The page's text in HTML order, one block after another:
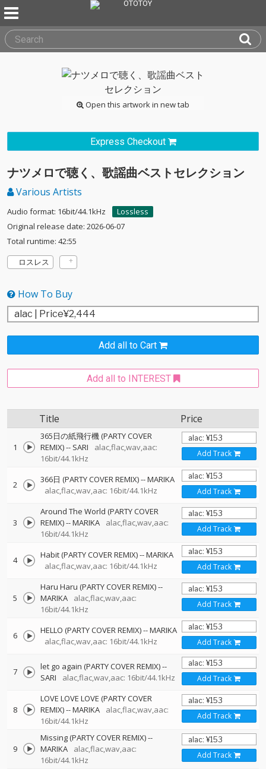
Open this artwork in new tab
Express Checkout
ナツメロで聴く、歌謡曲ベストセレクション
Various Artists
Audio format: 16bit/44.1kHz
Lossless
Original release date: 2026-06-07
Total runtime: 42:55
ロスレス
How To Buy
Add all to Cart
Add all to INTEREST
Title Price
1
365日の紙飛行機 (PARTY COVER
REMIX)-- SARI
alac,flac,wav,aac:
16bit/44.1kHz
Add Track
2 366日 (PARTY COVER REMIX)--MARIKA
alac,flac,wav,aac: 16bit/44.1kHz
Add Track
3
Around The World (PARTY COVER
REMIX)--MARIKA
alac,flac,wav,aac:
16bit/44.1kHz
Add Track
4 Habit (PARTY COVER REMIX)--MARIKA
alac,flac,wav,aac: 16bit/44.1kHz
Add Track
5
Haru Haru (PARTY COVER REMIX)--
MARIKA
alac,flac,wav,aac:
16bit/44.1kHz
Add Track
6 HELLO (PARTY COVER REMIX)--MARIKA
alac,flac,wav,aac: 16bit/44.1kHz
Add Track
7 let go again (PARTY COVER REMIX)--
SARI
alac,flac,wav,aac: 16bit/44.1kHz Add Track
8
LOVE LOVE LOVE (PARTY COVER
REMIX)--MARIKA
alac,flac,wav,aac:
16bit/44.1kHz
Add Track
9
Missing (PARTY COVER REMIX)--
MARIKA
alac,flac,wav,aac:
16bit/44.1kHz
Add Track